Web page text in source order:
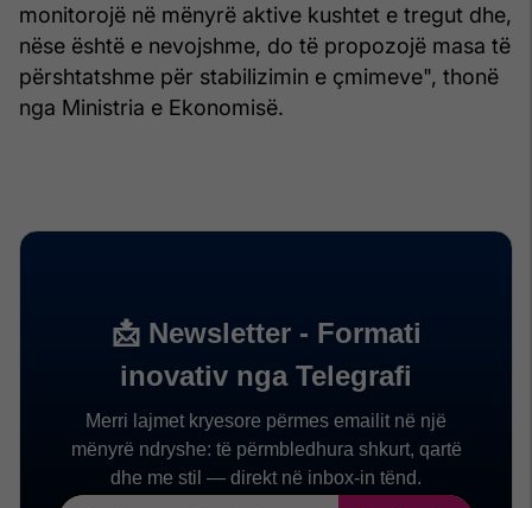
monitorojë në mënyrë aktive kushtet e tregut dhe,
nëse është e nevojshme, do të propozojë masa të
përshtatshme për stabilizimin e çmimeve", thonë
nga Ministria e Ekonomisë.